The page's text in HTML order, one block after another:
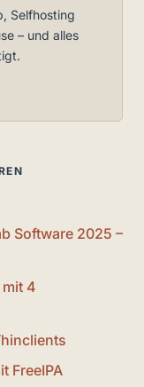
Selfhosting
– und alles
Software 2025 –
4
FreeIPA